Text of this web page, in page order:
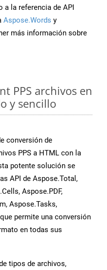
a la referencia de API
Aspose.Words y
más información sobre
PPS archivos en
y sencillo
conversión de
PPS a HTML con la
potente solución se
API de Aspose.Total,
Aspose.PDF,
Aspose.Tasks,
permite una conversión
en todas sus
tipos de archivos,